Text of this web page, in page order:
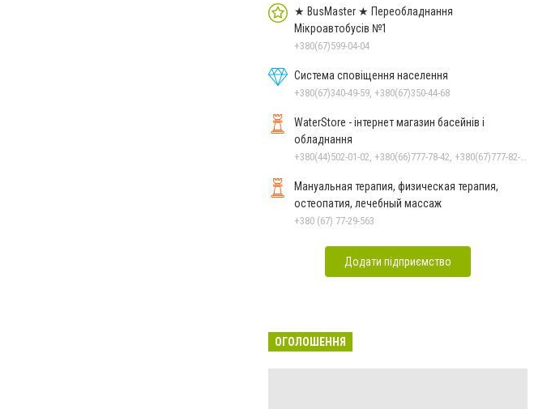
★ BusMaster ★ Переобладнання
Мікроавтобусів №1
+380(67)599-04-04
Система сповіщення населення
+380(67)340-49-59, +380(67)350-44-68
WaterStore - інтернет магазин басейнів і
обладнання
Мануальная терапия, физическая терапия,
остеопатия, лечебный массаж
+380 (67) 77-29-563
Додати підприємство
ОГОЛОШЕННЯ